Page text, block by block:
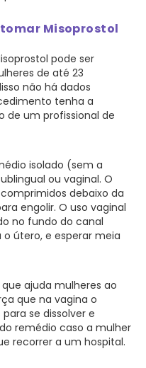
Misoprostol
pode ser
de até 23
não há dados
tenha a
um profissional de
isolado (sem a
ou vaginal. O
debaixo da
engolir. O uso vaginal
no fundo do canal
útero, e esperar meia
que ajuda mulheres ao
que na vagina o
se dissolver e
remédio caso a mulher
recorrer a um hospital.